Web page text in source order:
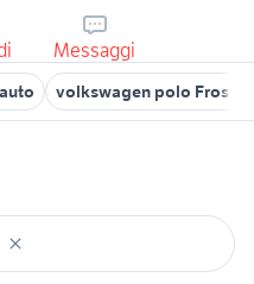
Messaggi
volkswagen polo